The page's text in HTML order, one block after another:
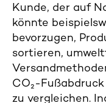
Kunde, der auf
könnte
bevorzugen,
sortieren,
CO₂-
zu vergleichen.